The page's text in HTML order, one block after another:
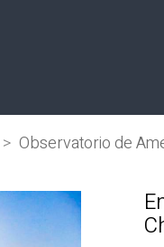
> Observatorio de